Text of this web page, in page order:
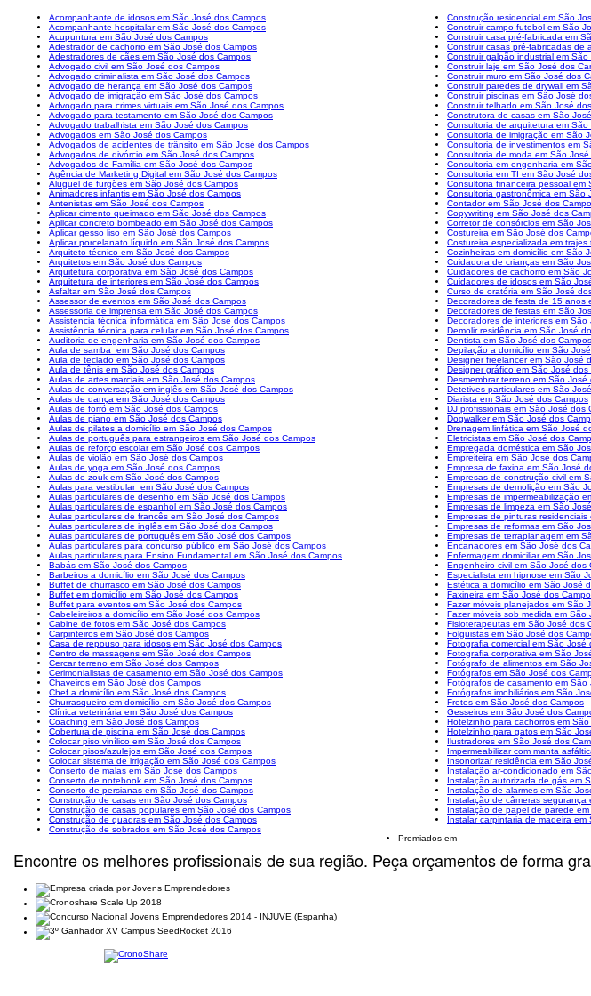
Acompanhante de idosos em São José dos Campos
Acompanhante hospitalar em São José dos Campos
Acupuntura em São José dos Campos
Adestrador de cachorro em São José dos Campos
Adestradores de cães em São José dos Campos
Advogado civil em São José dos Campos
Advogado criminalista em São José dos Campos
Advogado de herança em São José dos Campos
Advogado de imigração em São José dos Campos
Advogado para crimes virtuais em São José dos Campos
Advogado para testamento em São José dos Campos
Advogado trabalhista em São José dos Campos
Advogados em São José dos Campos
Advogados de acidentes de trânsito em São José dos Campos
Advogados de divórcio em São José dos Campos
Advogados de Família em São José dos Campos
Agência de Marketing Digital em São José dos Campos
Aluguel de furgões em São José dos Campos
Animadores infantis em São José dos Campos
Antenistas em São José dos Campos
Aplicar cimento queimado em São José dos Campos
Aplicar concreto bombeado em São José dos Campos
Aplicar gesso liso em São José dos Campos
Aplicar porcelanato líquido em São José dos Campos
Arquiteto técnico em São José dos Campos
Arquitetos em São José dos Campos
Arquitetura corporativa em São José dos Campos
Arquitetura de interiores em São José dos Campos
Asfaltar em São José dos Campos
Assessor de eventos em São José dos Campos
Assessoria de imprensa em São José dos Campos
Assistencia técnica informática em São José dos Campos
Assistência técnica para celular em São José dos Campos
Auditoria de engenharia em São José dos Campos
Aula de samba em São José dos Campos
Aula de teclado em São José dos Campos
Aula de tênis em São José dos Campos
Aulas de artes marciais em São José dos Campos
Aulas de conversação em inglês em São José dos Campos
Aulas de dança em São José dos Campos
Aulas de forró em São José dos Campos
Aulas de piano em São José dos Campos
Aulas de pilates a domicílio em São José dos Campos
Aulas de português para estrangeiros em São José dos Campos
Aulas de reforço escolar em São José dos Campos
Aulas de violão em São José dos Campos
Aulas de yoga em São José dos Campos
Aulas de zouk em São José dos Campos
Aulas para vestibular em São José dos Campos
Aulas particulares de desenho em São José dos Campos
Aulas particulares de espanhol em São José dos Campos
Aulas particulares de francês em São José dos Campos
Aulas particulares de inglês em São José dos Campos
Aulas particulares de português em São José dos Campos
Aulas particulares para concurso público em São José dos Campos
Aulas particulares para Ensino Fundamental em São José dos Campos
Babás em São José dos Campos
Barbeiros a domicílio em São José dos Campos
Buffet de churrasco em São José dos Campos
Buffet em domicílio em São José dos Campos
Buffet para eventos em São José dos Campos
Cabeleireiros a domicílio em São José dos Campos
Cabine de fotos em São José dos Campos
Carpinteiros em São José dos Campos
Casa de repouso para idosos em São José dos Campos
Centro de massagens em São José dos Campos
Cercar terreno em São José dos Campos
Cerimonialistas de casamento em São José dos Campos
Chaveiros em São José dos Campos
Chef a domicílio em São José dos Campos
Churrasqueiro em domicílio em São José dos Campos
Clínica veterinária em São José dos Campos
Coaching em São José dos Campos
Cobertura de piscina em São José dos Campos
Colocar piso vinílico em São José dos Campos
Colocar pisos/azulejos em São José dos Campos
Colocar sistema de irrigação em São José dos Campos
Conserto de malas em São José dos Campos
Conserto de notebook em São José dos Campos
Conserto de persianas em São José dos Campos
Construção de casas em São José dos Campos
Construção de casas populares em São José dos Campos
Construção de quadras em São José dos Campos
Construção de sobrados em São José dos Campos
Construção residencial em São
Construir campo futebol em São
Construir casa pré-fabricada em
Construir casas pré-fabricadas de
Construir galpão industrial em
Construir laje em São José dos
Construir muro em São José dos
Construir paredes de drywall em
Construir piscinas em São José
Construir telhado em São José
Construtora de casas em São
Consultoria de arquitetura em
Consultoria de imigração em São
Consultoria de investimentos em
Consultoria de moda em São
Consultoria em engenharia em
Consultoria em TI em São José
Consultoria financeira pessoal em
Consultoria gastronômica em São
Contador em São José dos
Copywriting em São José dos
Corretor de consórcios em São
Costureira em São José dos
Costureira especializada em
Cozinheiras em domicílio em São
Cuidadora de crianças em São
Cuidadores de cachorro em São
Cuidadores de idosos em São
Curso de oratória em São José
Decoradores de festa de 15 anos
Decoradores de festas em São
Decoradores de interiores em São
Demolir residência em São José
Dentista em São José dos Campos
Depilação a domicílio em São
Designer freelancer em São José
Designer gráfico em São José dos
Desmembrar terreno em São José
Detetives particulares em São
Diarista em São José dos Campos
DJ profissionais em São José dos
Dogwalker em São José dos
Drenagem linfática em São José
Eletricistas em São José dos
Empregada doméstica em São
Empreiteira em São José dos
Empresa de faxina em São José
Empresas de construção civil em
Empresas de demolição em São
Empresas de impermeabilização
Empresas de limpeza em São
Empresas de pinturas
Empresas de reformas em São
Empresas de terraplanagem em
Encanadores em São José dos
Enfermagem domiciliar em São
Engenheiro civil em São José dos
Especialista em hipnose em São
Estética a domicílio em São José
Faxineira em São José dos
Fazer móveis planejados em São
Fazer móveis sob medida em São
Fisioterapeutas em São José dos
Folguistas em São José dos
Fotografia comercial em São José
Fotografia corporativa em São
Fotógrafo de alimentos em São
Fotógrafos em São José dos
Fotógrafos de casamento em São
Fotógrafos imobiliários em São
Fretes em São José dos Campos
Gesseiros em São José dos
Hotelzinho para cachorros em
Hotelzinho para gatos em São
Ilustradores em São José dos
Impermeabilizar com manta
Insonorizar residência em São
Instalação ar-condicionado em
Instalação autorizada de gás em
Instalação de alarmes em São
Instalação de câmeras segurança
Instalação de papel de parede
Instalar carpintaria de madeira em
Encontre os melhores profissionais de sua região. Peça orçamentos de forma
Premiados em